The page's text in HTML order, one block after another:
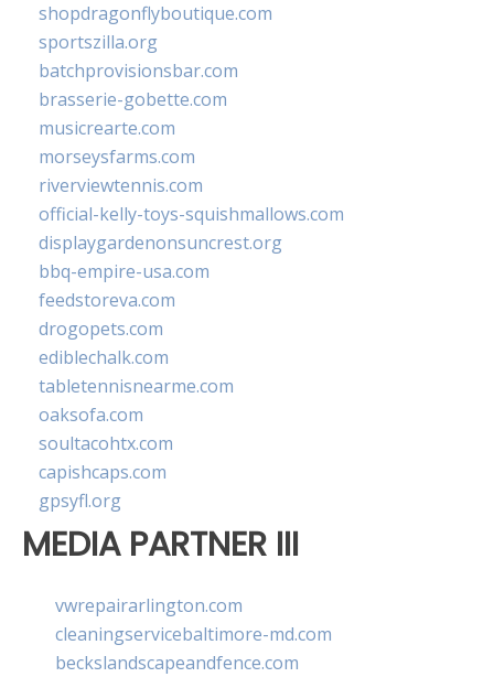
shopdragonflyboutique.com
sportszilla.org
batchprovisionsbar.com
brasserie-gobette.com
musicrearte.com
morseysfarms.com
riverviewtennis.com
official-kelly-toys-squishmallows.com
displaygardenonsuncrest.org
bbq-empire-usa.com
feedstoreva.com
drogopets.com
ediblechalk.com
tabletennisnearme.com
oaksofa.com
soultacohtx.com
capishcaps.com
gpsyfl.org
MEDIA PARTNER III
vwrepairarlington.com
cleaningservicebaltimore-md.com
beckslandscapeandfence.com